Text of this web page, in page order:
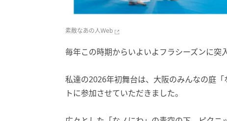
素敵なあの人Web
毎年この時期からいよいよフラシーズンに突入
私達の2026年初舞台は、大阪のみんなの庭
トに参加させていただきました。